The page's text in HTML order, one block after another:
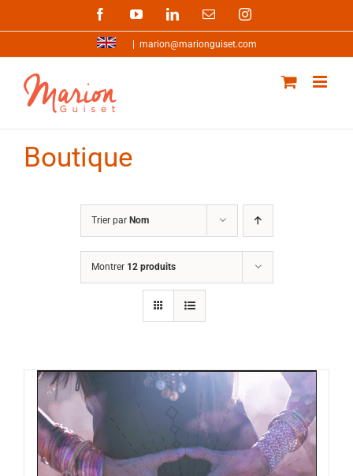
FacebookYouTubeLinkedInEmail Instagram
marion@marionguiset.com
Boutique
Trier par Nom
Montrer 12 produits